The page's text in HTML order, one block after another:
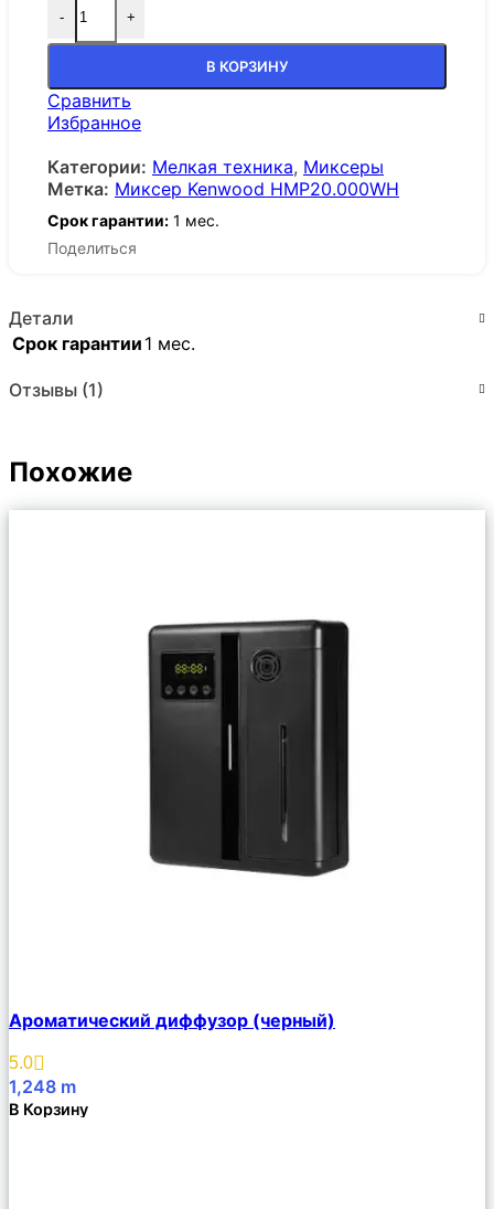
- +
В КОРЗИНУ
Сравнить
Избранное
Категории: Мелкая техника, Миксеры
Метка: Миксер Kenwood HMP20.000WH
Срок гарантии: 1 мес.
Поделиться
Детали
Срок гарантии 1 мес.
Отзывы (1)
Похожие
Описание
Избранное
Ароматический диффузор (черный)
5.0
1,248 m
В Корзину